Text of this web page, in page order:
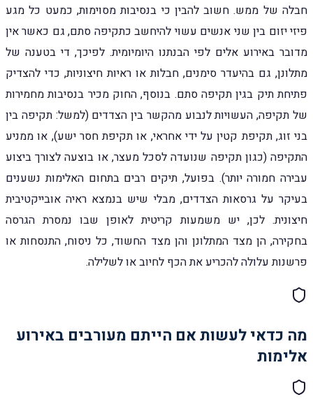
חבלה של ממש. חשוב להבין כי בנסיבות מסוימות, כמעט כל מגע
פיזי יזום בין שני אנשים עשוי להיחשב כתקיפה סתם, גם כאשר אין
מדובר באירוע אלים לפי הבנתנו היומיומית. לפיכך, די בטענה של
מתלונן, גם בהיעדר סימנים, חבלות או ראיות חיצוניות, כדי להצדיק
פתיחת תיק בגין תקיפה סתם. בנוסף, החוק מכיר בנסיבות מחמירות
של תקיפה, העשויות לנבוע מהקשר בין הצדדים (למשל: תקיפה בין
בני זוג, תקיפת קטין על ידי אחראי, או תקיפת חסר ישע), או ממניע
התקיפה (כגון תקיפה שנועדה לסכל מעצר, או בוצעה לצורך ביצוע
עבירה חמורה יותר). בפועל, תיקים רבים בתחום האלימות נשענים
בעיקר על גרסאות הצדדים, מבלי שיש בנמצא ראיה אובייקטיבית
חיצונית. לכן, יש משמעות קריטית לאופן שבו נמסרת הגרסה
בחקירה, הן מצד המתלונן והן מצד החשוד, כל ניסוח, התנסחות או
פרשנות עלולה להכריע את הכף לחיוב או לשלילה.
מה כדאי לעשות אם הייתם מעורבים באירוע
אלימות